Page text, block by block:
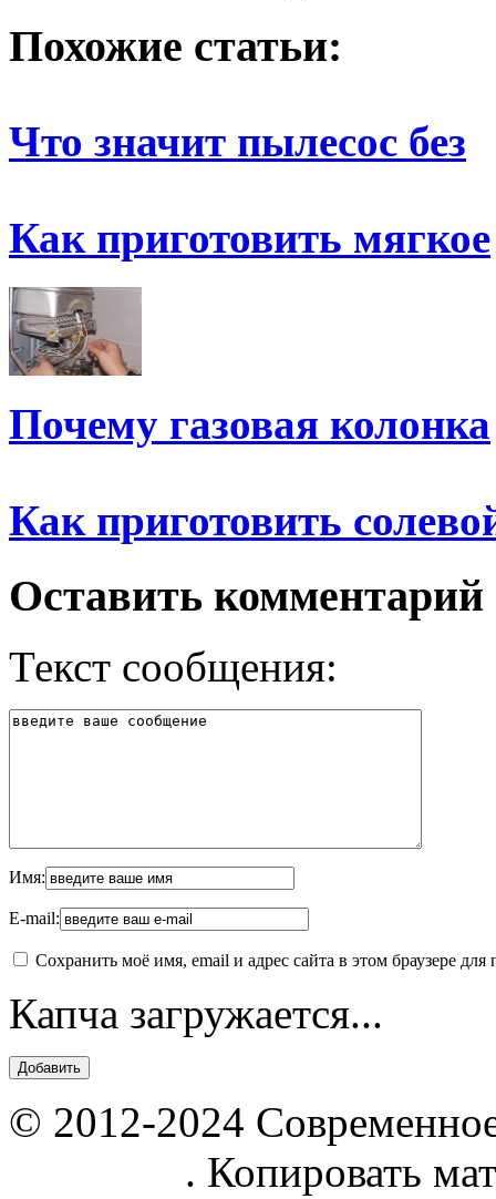
Похожие статьи:
Что значит пылесос без
Как приготовить мягкое
Почему газовая колонка
Как приготовить
Оставить комментарий
Текст сообщения:
Имя:
E-mail:
Сохранить моё имя, email и адрес сайта в этом браузере
Капча загружается...
© 2012-2024
. Копировать